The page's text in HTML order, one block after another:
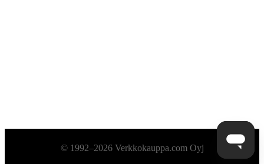
Alatunniste© 1992–2026 Verkkokauppa.com Oyj